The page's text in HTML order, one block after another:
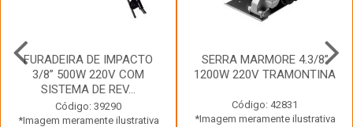
FURADEIRA DE IMPACTO
3/8” 500W 220V COM
SISTEMA DE REV...
Código: 39290
*Imagem meramente ilustrativa
SERRA MARMORE 4.3/8”
1200W 220V TRAMONTINA
Código: 42831
*Imagem meramente ilustrativa